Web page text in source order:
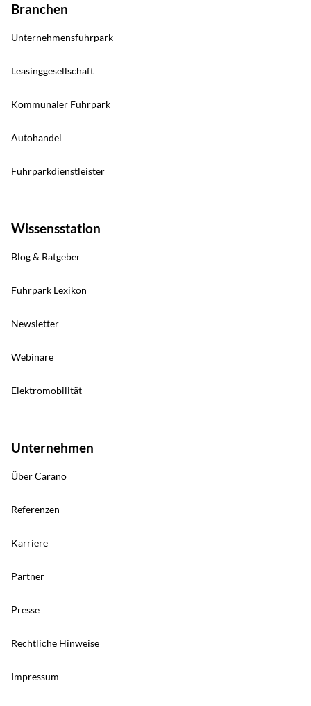
Branchen
Unternehmensfuhrpark
Leasinggesellschaft
Kommunaler Fuhrpark
Autohandel
Fuhrparkdienstleister
Wissensstation
Blog & Ratgeber
Fuhrpark Lexikon
Newsletter
Webinare
Elektromobilität
Unternehmen
Über Carano
Referenzen
Karriere
Partner
Presse
Rechtliche Hinweise
Impressum